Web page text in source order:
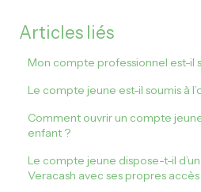
Articles liés
Mon compte professionnel est-il
Le compte jeune est-il soumis à
Comment ouvrir un compte
enfant ?
Le compte jeune dispose-t-il
Veracash avec ses propres accès